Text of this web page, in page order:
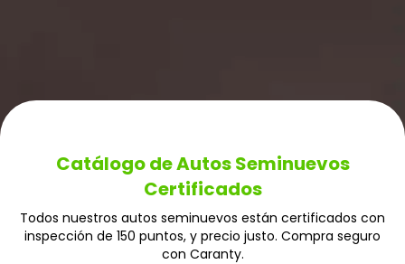
Catálogo de Autos Seminuevos
Certificados
Todos nuestros autos seminuevos están certificados con
inspección de 150 puntos, y precio justo. Compra seguro
con Caranty.